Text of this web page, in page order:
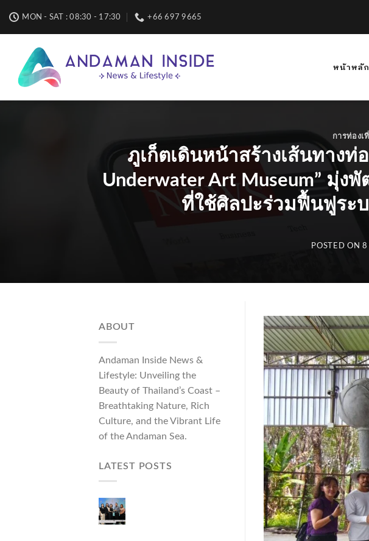
content
MON - SAT : 08:30 - 17:30 +66 697 9665
หน้าหลัก
การท่องเ
ภูเก็ตเดินหน้าสร้างเส้นทางท่
Underwater Art Museum” มุ่ง
ที่ใช้ศิลปะร่วมฟื้นฟูระบ
POSTED ON 8
ABOUT
Andaman Inside News &
Lifestyle: Unveiling the
Beauty of Thailand’s Coast –
Breathtaking Nature, Rich
Culture, and the Vibrant Life
of the Andaman Sea.
LATEST POSTS